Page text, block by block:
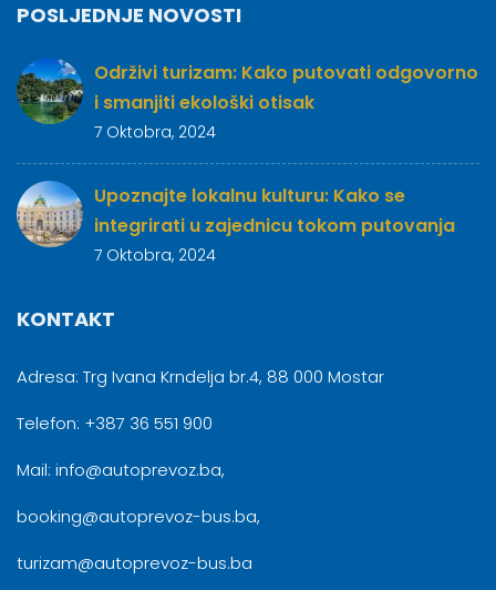
POSLJEDNJE NOVOSTI
Održivi turizam: Kako putovati odgovorno
i smanjiti ekološki otisak
7 Oktobra, 2024
Upoznajte lokalnu kulturu: Kako se
integrirati u zajednicu tokom putovanja
7 Oktobra, 2024
KONTAKT
Adresa: Trg Ivana Krndelja br.4, 88 000 Mostar
Telefon: +387 36 551 900
Mail: info@autoprevoz.ba,
booking@autoprevoz-bus.ba,
turizam@autoprevoz-bus.ba